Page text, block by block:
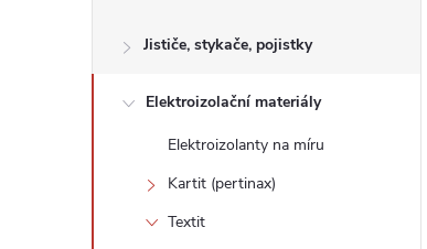
a
Jističe, stykače, pojistky
Elektroizolační materiály
Elektroizolanty na míru
Kartit (pertinax)
Textit